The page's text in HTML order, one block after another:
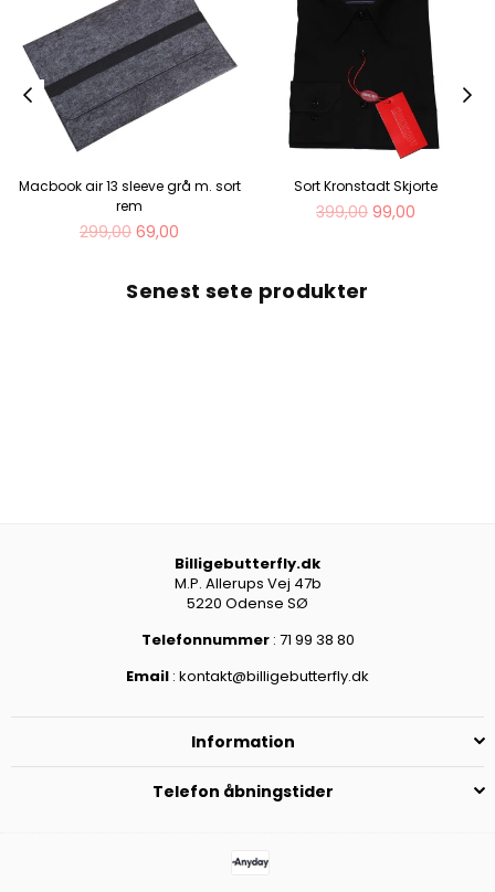
Macbook air 13 sleeve grå m. sort
rem
Normal
299,00 69,00
Sort Kronstadt Skjorte
Normal
399,00 99,00
Senest sete produkter
Billigebutterfly.dk
M.P. Allerups Vej 47b
5220 Odense SØ
Telefonnummer : 71 99 38 80
Email : kontakt@billigebutterfly.dk
Information
Telefon åbningstider